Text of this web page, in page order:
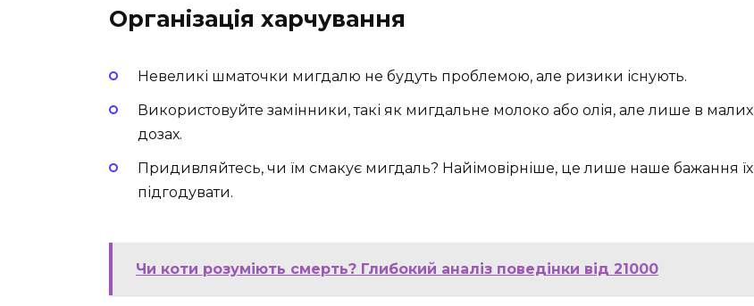
Організація харчування
Невеликі шматочки мигдалю не будуть проблемою, але ризики існують.
Використовуйте замінники, такі як мигдальне молоко або олія, але лише в малих
дозах.
Придивляйтесь, чи їм смакує мигдаль? Найімовірніше, це лише наше бажання їх
підгодувати.
Чи коти розуміють смерть? Глибокий аналіз поведінки від 21000